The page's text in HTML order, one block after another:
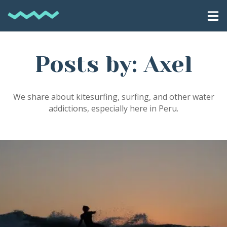
Posts by: Axel
We share about kitesurfing, surfing, and other water
addictions, especially here in Peru.